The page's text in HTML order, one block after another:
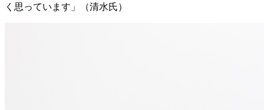
く思っています」（清水氏）